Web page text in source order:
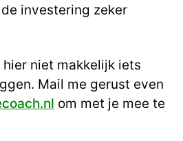
investering zeker
niet makkelijk iets
Mail me gerust even
om met je mee te